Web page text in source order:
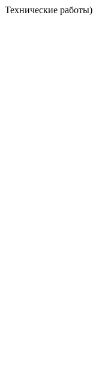
Технические работы)